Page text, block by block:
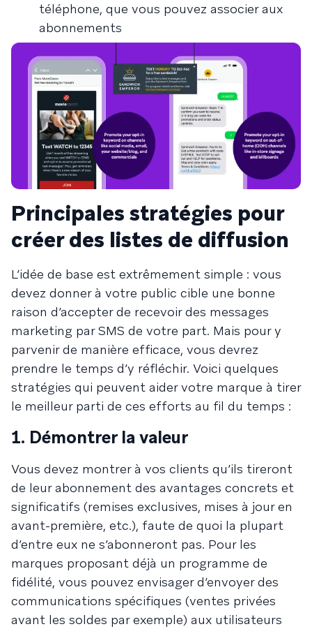
téléphone, que vous pouvez associer aux
abonnements
Principales stratégies pour
créer des listes de diffusion
L’idée de base est extrêmement simple : vous
devez donner à votre public cible une bonne
raison d’accepter de recevoir des messages
marketing par SMS de votre part. Mais pour y
parvenir de manière efficace, vous devrez
prendre le temps d’y réfléchir. Voici quelques
stratégies qui peuvent aider votre marque à tirer
le meilleur parti de ces efforts au fil du temps :
1. Démontrer la valeur
Vous devez montrer à vos clients qu’ils tireront
de leur abonnement des avantages concrets et
significatifs (remises exclusives, mises à jour en
avant-première, etc.), faute de quoi la plupart
d’entre eux ne s’abonneront pas. Pour les
marques proposant déjà un programme de
fidélité, vous pouvez envisager d’envoyer des
communications spécifiques (ventes privées
avant les soldes par exemple) aux utilisateurs